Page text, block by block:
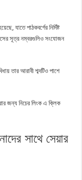
যাতে পাঠকবর্গের নির্দিষ্ট
সূত্র নম্বরগুলিও সংযোজন
তার আরাবী শব্দটিও পাশে
জন্য নিচের লিংক এ ক্লিক
সাথে সেয়ার